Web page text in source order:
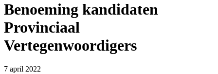
Benoeming kandidaten
Provinciaal
Vertegenwoordigers
7 april 2022